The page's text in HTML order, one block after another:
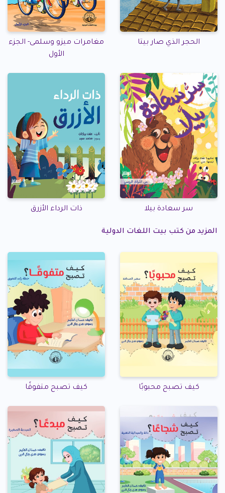
الحجر الذي صار بيتا
مغامرات ميزو وسلمى- الجزء
الأول
سر سعادة بيلا ذات الرداء الأزرق
المزيد من كتب بيت اللغات الدولية
كيف تصبح محبوبًا كيف تصبح متفوقًا